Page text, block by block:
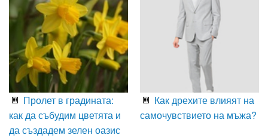
Пролет в градината:
как да събудим цветята и
да създадем зелен оазис
Как дрехите влияят на
самочувствието на мъжа?